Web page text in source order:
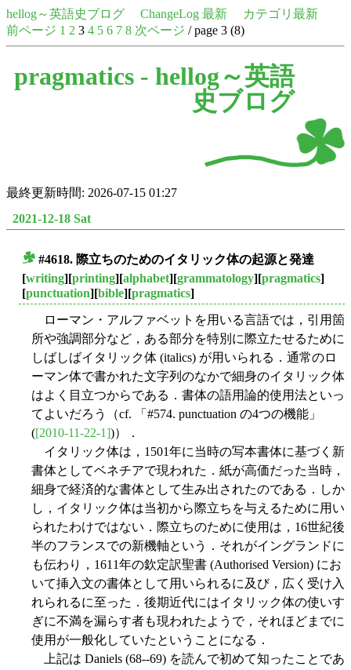
hellog～英語史ブログ ChangeLog 最新
カテゴリ最新
前ページ 1 2 3 4 5 6 7 8 次ページ / page 3 (8)
pragmatics - hellog～英語
史ブログ
最終更新時間: 2026-07-15 01:27
2021-12-18 Sat
#4618. 際立ちのためのイタリック体の起源と発達
[writing][printing][alphabet][grammatology][pragmatics]
[punctuation][bible][pragmatics]
ローマン・アルファベットを用いる言語では，引用箇
所や強調部分など，ある部分を特別に際立たせるために
しばしばイタリック体 (italics) が用いられる．通常のロ
ーマン体で書かれた文字列のなかで細身のイタリック体
はよく目立つからである．書体の語用論的使用法といっ
てよいだろう（cf. 「#574. punctuation の4つの機能」
([2010-11-22-1])）．
イタリック体は，1501年に当時の写本書体に基づく新
書体としてベネチアで現われた．紙が高価だった当時，
細身で経済的な書体として生み出されたのである．しか
し，イタリック体は当初から際立ちを与えるために用い
られたわけではない．際立ちのために使用は，16世紀後
半のフランスでの新機軸という．それがイングランドに
も伝わり，1611年の欽定訳聖書 (Authorised Version) にお
いて挿入文の書体として用いられるに及び，広く受け入
れられるに至った．後期近代にはイタリック体の使いす
ぎに不満を漏らす者も現われたようで，それほどまでに
使用が一般化していたということになる．
上記は Daniels (68--69) を読んで初めて知ったことであ